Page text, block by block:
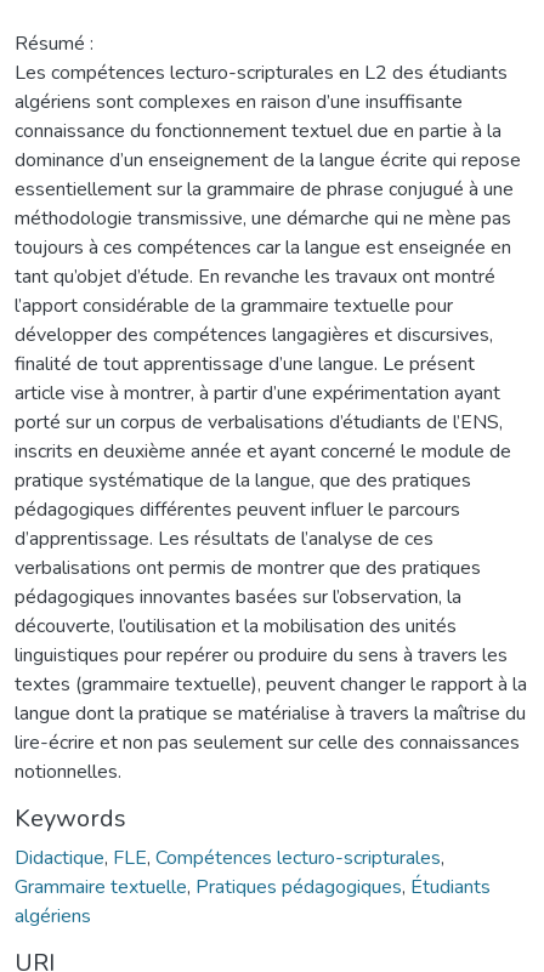
Résumé :
Les compétences lecturo-scripturales en L2 des étudiants
algériens sont complexes en raison d’une insuffisante
connaissance du fonctionnement textuel due en partie à la
dominance d’un enseignement de la langue écrite qui repose
essentiellement sur la grammaire de phrase conjugué à une
méthodologie transmissive, une démarche qui ne mène pas
toujours à ces compétences car la langue est enseignée en
tant qu’objet d’étude. En revanche les travaux ont montré
l’apport considérable de la grammaire textuelle pour
développer des compétences langagières et discursives,
finalité de tout apprentissage d’une langue. Le présent
article vise à montrer, à partir d’une expérimentation ayant
porté sur un corpus de verbalisations d’étudiants de l’ENS,
inscrits en deuxième année et ayant concerné le module de
pratique systématique de la langue, que des pratiques
pédagogiques différentes peuvent influer le parcours
d’apprentissage. Les résultats de l’analyse de ces
verbalisations ont permis de montrer que des pratiques
pédagogiques innovantes basées sur l’observation, la
découverte, l’outilisation et la mobilisation des unités
linguistiques pour repérer ou produire du sens à travers les
textes (grammaire textuelle), peuvent changer le rapport à la
langue dont la pratique se matérialise à travers la maîtrise du
lire-écrire et non pas seulement sur celle des connaissances
notionnelles.
Keywords
Didactique, FLE, Compétences lecturo-scripturales,
Grammaire textuelle, Pratiques pédagogiques, Étudiants
algériens
URI